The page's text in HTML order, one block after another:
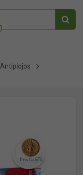
Antipiojos